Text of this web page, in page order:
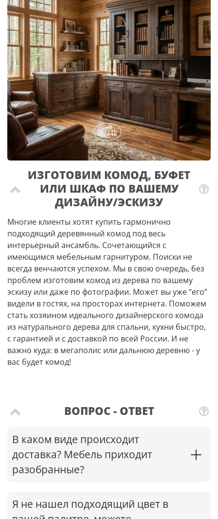
ИЗГОТОВИМ КОМОД, БУФЕТ
ИЛИ ШКАФ ПО ВАШЕМУ
ДИЗАЙНУ/ЭСКИЗУ
Многие клиенты хотят купить гармонично
подходящий деревянный комод под весь
интерьерный ансамбль. Сочетающийся с
имеющимся мебельным гарнитуром. Поиски не
всегда венчаются успехом. Мы в свою очередь, без
проблем изготовим комод из дерева по вашему
эскизу или даже по фотографии. Может вы уже “его”
видели в гостях, на просторах интернета. Поможем
стать хозяином идеального дизайнерского комода
из натурального дерева для спальни, кухни быстро,
с гарантией и с доставкой по всей России. И не
важно куда: в мегаполис или дальнюю деревню - у
вас будет комод!
ВОПРОС - ОТВЕТ
В каком виде происходит
доставка? Мебель приходит
разобранные?
Я не нашел подходящий цвет в